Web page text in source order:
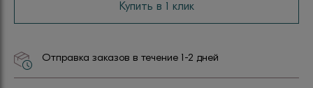
Купить в 1 клик
Отправка заказов в течение 1-2 дней